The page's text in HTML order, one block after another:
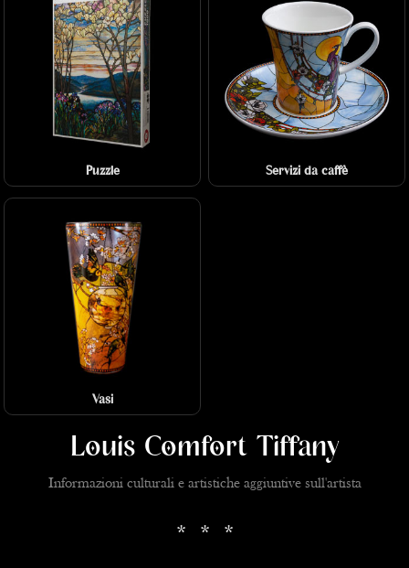
Puzzle Servizi da caffè
Vasi
Louis Comfort Tiffany
Informazioni culturali e artistiche aggiuntive sull'artista
* * *